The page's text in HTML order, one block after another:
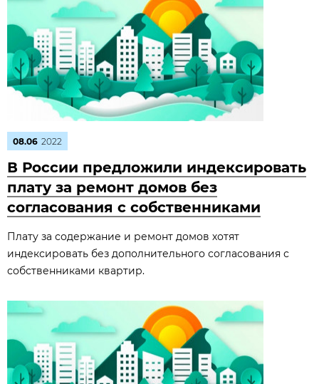
08.06 2022
В России предложили индексировать
плату за ремонт домов без
согласования с собственниками
Плату за содержание и ремонт домов хотят
индексировать без дополнительного согласования с
собственниками квартир.